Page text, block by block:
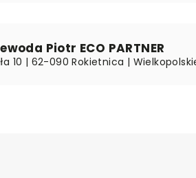
Piotr ECO PARTNER
10 | 62-090 Rokietnica |